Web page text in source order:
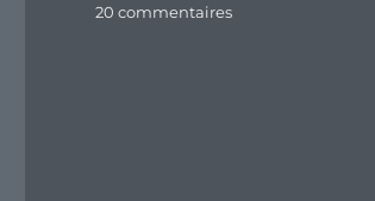
20 commentairessur